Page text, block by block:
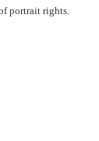
portrait rights.